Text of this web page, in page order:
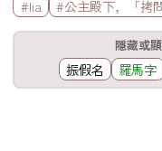
#lia #公主殿下，「拷
隱藏或
振假名 羅馬字